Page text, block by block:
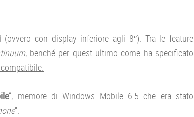
(ovvero con display inferiore agli 8″). Tra le feature
, benché per quest ultimo come ha specificato
“, memore di Windows Mobile 6.5 che era stato
“.